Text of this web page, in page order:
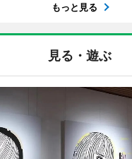
もっと見る
見る・遊ぶ